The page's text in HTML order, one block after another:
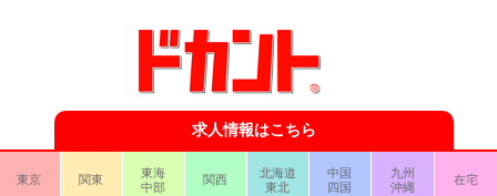
求人情報はこちら
東京 関東
東海
中部
関西
北海道
東北
中国
四国
九州
沖縄
在宅